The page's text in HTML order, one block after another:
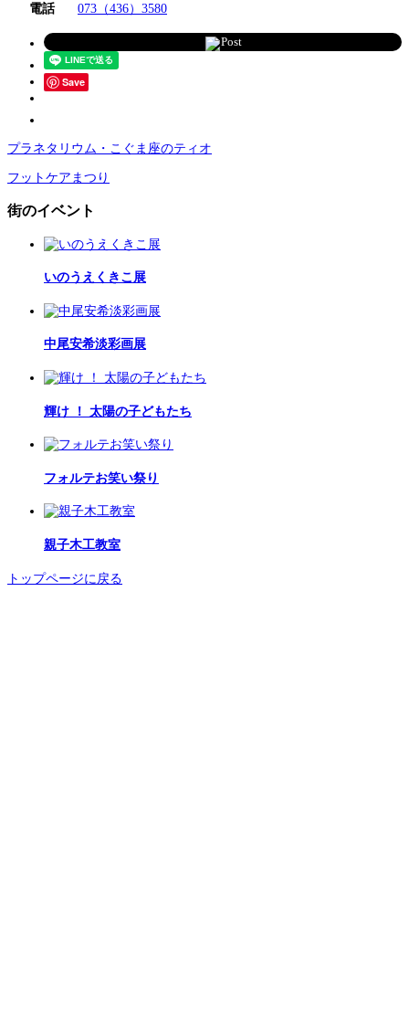
電話
073（436）3580
Post
Save
プラネタリウム・こぐま座のティオ
フットケアまつり
街のイベント
いのうえくきこ展
中尾安希淡彩画展
輝け ！ 太陽の子どもたち
フォルテお笑い祭り
親子木工教室
トップページに戻る